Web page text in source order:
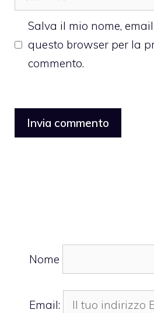
web
Salva il mio nome,
questo browser per la
commento.
Nome
Email: